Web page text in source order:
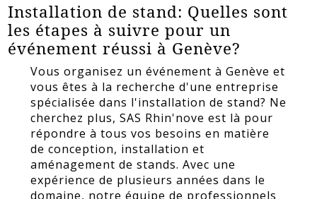
Installation de stand: Quelles sont
les étapes à suivre pour un
événement réussi à Genève?
Vous organisez un événement à Genève et
vous êtes à la recherche d'une entreprise
spécialisée dans l'installation de stand? Ne
cherchez plus, SAS Rhin'nove est là pour
répondre à tous vos besoins en matière
de conception, installation et
aménagement de stands. Avec une
expérience de plusieurs années dans le
domaine, notre équipe de professionnels